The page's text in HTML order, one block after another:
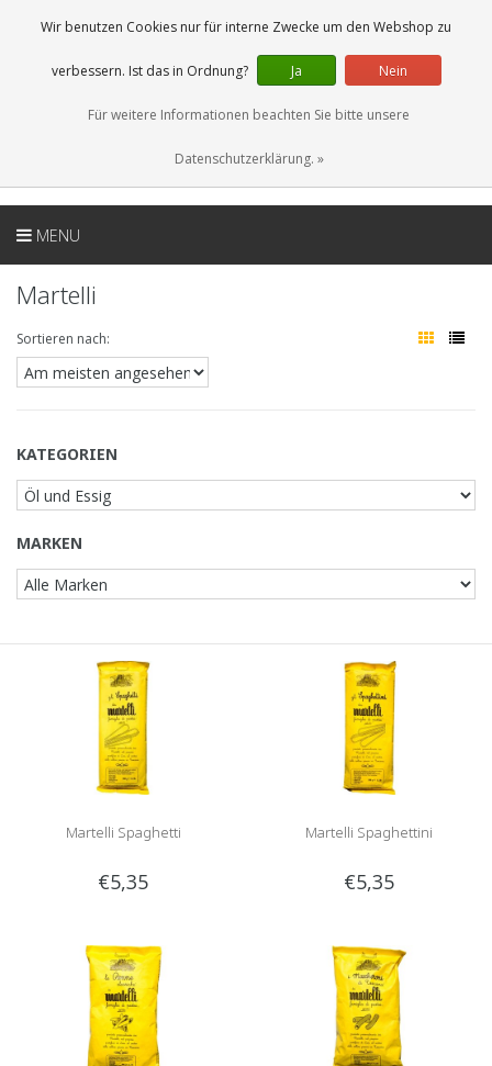
0 Artikel
DE
MENU
Martelli
Sortieren nach:
KATEGORIEN
MARKEN
Martelli Spaghetti
€5,35
Martelli Spaghettini
€5,35
Wir benutzen Cookies nur für interne Zwecke um den Webshop zu
verbessern. Ist das in Ordnung? Ja Nein
Für weitere Informationen beachten Sie bitte unsere
Datenschutzerklärung. »